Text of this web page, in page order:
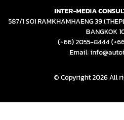
INTER-MEDIA
587/1 SOI RAMKHAMHAENG 39
BANGKOK
(+66) 2055-8444
Email:
© Copyright 2026 All